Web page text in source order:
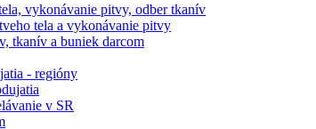
vykonávanie pitvy, odber tkanív
tela a vykonávanie pitvy
tkanív a buniek darcom
- regióny
v SR